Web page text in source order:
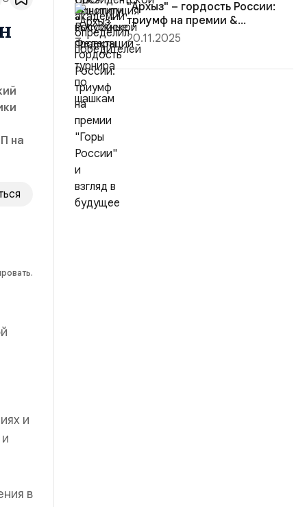
на
и
в
"Архыз" – гордость России:
триумф на премии &...
20.11.2025